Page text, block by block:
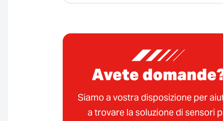
Avete
Siamo a vostra disposizione per
a trovare la soluzione di sensori